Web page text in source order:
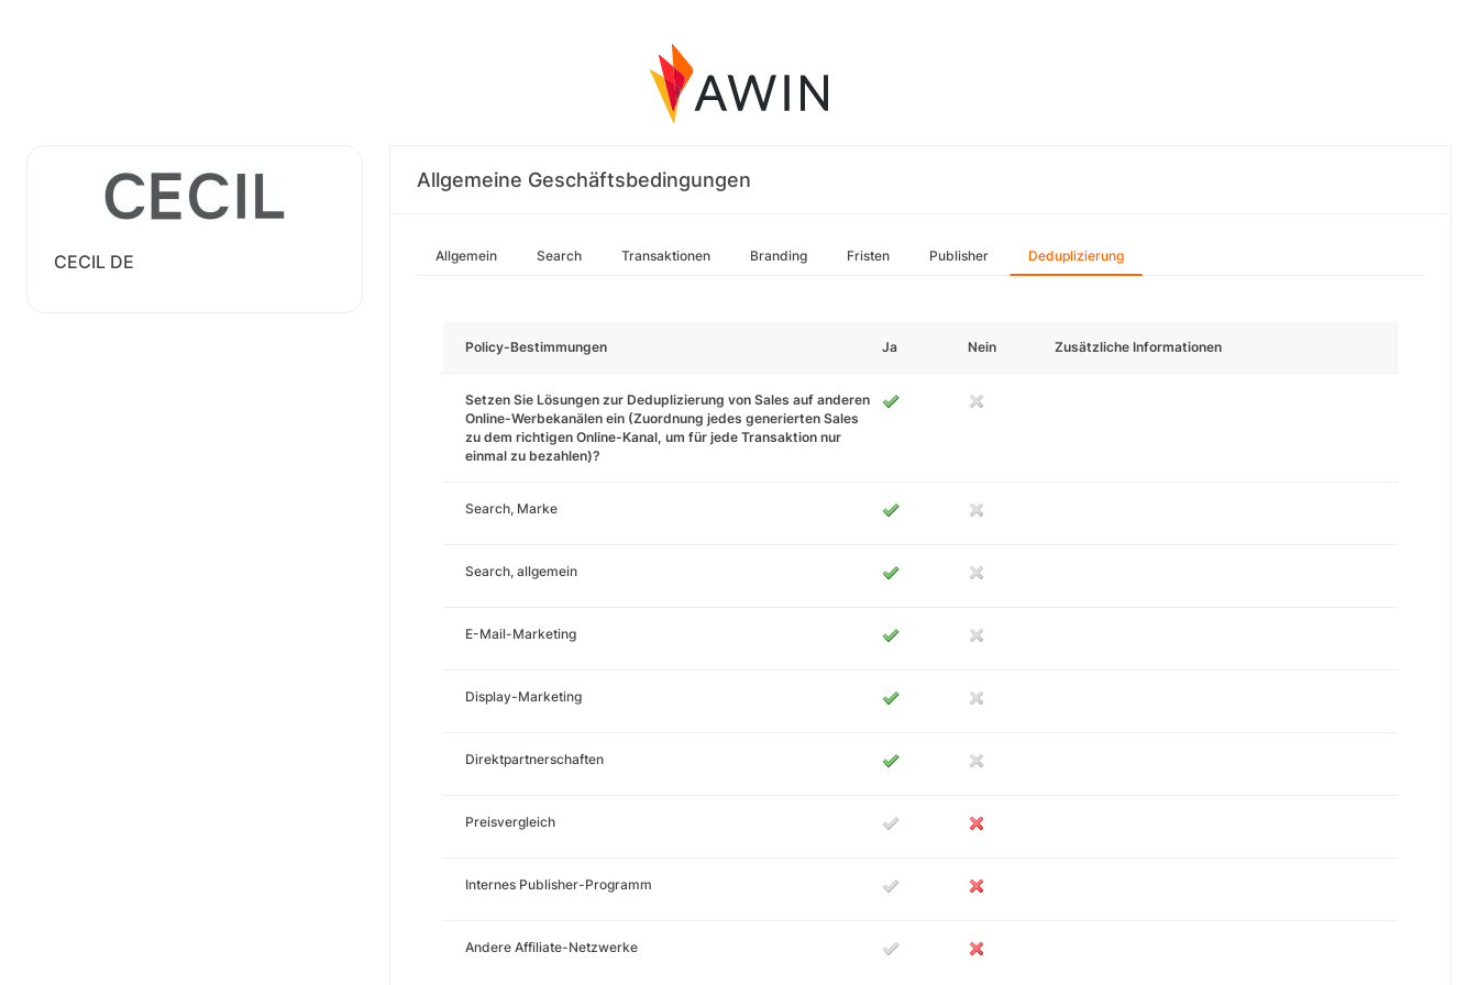
CECIL DE
Allgemeine Geschäftsbedingungen
Allgemein Search Transaktionen Branding Fristen Publisher Deduplizierung
Policy-Bestimmungen Ja Nein Zusätzliche Informationen
Setzen Sie Lösungen zur Deduplizierung von Sales auf anderen
Online-Werbekanälen ein (Zuordnung jedes generierten Sales
zu dem richtigen Online-Kanal, um für jede Transaktion nur
einmal zu bezahlen)?
Search, Marke
Search, allgemein
E-Mail-Marketing
Display-Marketing
Direktpartnerschaften
Preisvergleich
Internes Publisher-Programm
Andere Affiliate-Netzwerke